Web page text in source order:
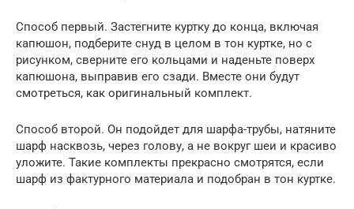
Способ первый. Застегните куртку до конца, включая
капюшон, подберите снуд в целом в тон куртке, но с
рисунком, сверните его кольцами и наденьте поверх
капюшона, выправив его сзади. Вместе они будут
смотреться, как оригинальный комплект.
Способ второй. Он подойдет для шарфа-трубы, натяните
шарф насквозь, через голову, а не вокруг шеи и красиво
уложите. Такие комплекты прекрасно смотрятся, если
шарф из фактурного материала и подобран в тон куртке.